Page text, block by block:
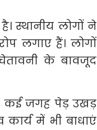
स्थानीय लोगों ने
लगाए हैं। लोगों
के बावजूद
कई जगह पेड़ उखड़
में भी बाधाएं